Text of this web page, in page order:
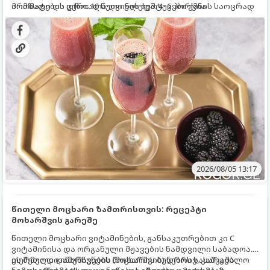
არომატი და ცქრიალა ღვინის ბუშტუკები ქმნის საოცრად
დახვეწილ და მაგრილებელ კოქტეილს.
მომზადების დრო: 10 წუთი ულუფა: 4–6 პორცია
2026/08/05 13:17
წითელი მოცხარი ზამთრისთვის: რეცეპტი
მოხარშვის გარეშე
წითელი მოცხარი ვიტამინების, განსაკუთრებით კი C
ვიტამინისა და ორგანული მჟავების ნამდვილი საბადოა.
თერმული დამუშავების (მოხარშვის) დროს სასარგებლო
ეს მეთოდი ინარჩუნებს მოცხარის ბუნებრივ, კაშკაშა